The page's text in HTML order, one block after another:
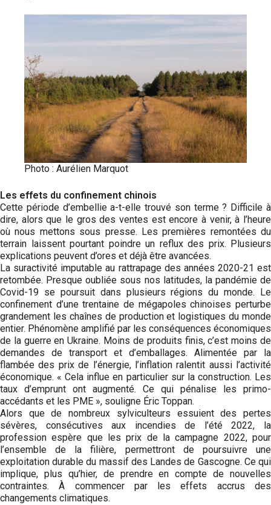
Photo : Aurélien Marquot
Les effets du confinement chinois
Cette période d’embellie a-t-elle trouvé son terme ? Difficile à
dire, alors que le gros des ventes est encore à venir, à l’heure
où nous mettons sous presse. Les premières remontées du
terrain laissent pourtant poindre un reflux des prix. Plusieurs
explications peuvent d’ores et déjà être avancées.
La suractivité imputable au rattrapage des années 2020-21 est
retombée. Presque oubliée sous nos latitudes, la pandémie de
Covid-19 se poursuit dans plusieurs régions du monde. Le
confinement d’une trentaine de mégapoles chinoises perturbe
grandement les chaînes de production et logistiques du monde
entier. Phénomène amplifié par les conséquences économiques
de la guerre en Ukraine. Moins de produits finis, c’est moins de
demandes de transport et d’emballages. Alimentée par la
flambée des prix de l’énergie, l’inflation ralentit aussi l’activité
économique. « Cela influe en particulier sur la construction. Les
taux d’emprunt ont augmenté. Ce qui pénalise les primo-
accédants et les PME », souligne Éric Toppan.
Alors que de nombreux sylviculteurs essuient des pertes
sévères, consécutives aux incendies de l’été 2022, la
profession espère que les prix de la campagne 2022, pour
l’ensemble de la filière, permettront de poursuivre une
exploitation durable du massif des Landes de Gascogne. Ce qui
implique, plus qu’hier, de prendre en compte de nouvelles
contraintes. À commencer par les effets accrus des
changements climatiques.